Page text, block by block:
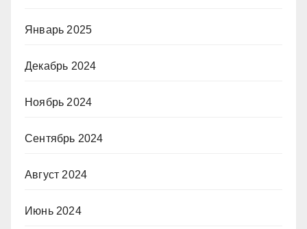
Январь 2025
Декабрь 2024
Ноябрь 2024
Сентябрь 2024
Август 2024
Июнь 2024